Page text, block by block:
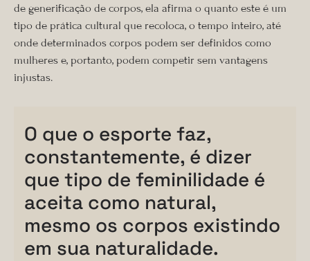
de generificação de corpos, ela afirma o quanto este é um
tipo de prática cultural que recoloca, o tempo inteiro, até
onde determinados corpos podem ser definidos como
mulheres e, portanto, podem competir sem vantagens
injustas.
O que o esporte faz,
constantemente, é dizer
que tipo de feminilidade é
aceita como natural,
mesmo os corpos existindo
em sua naturalidade.